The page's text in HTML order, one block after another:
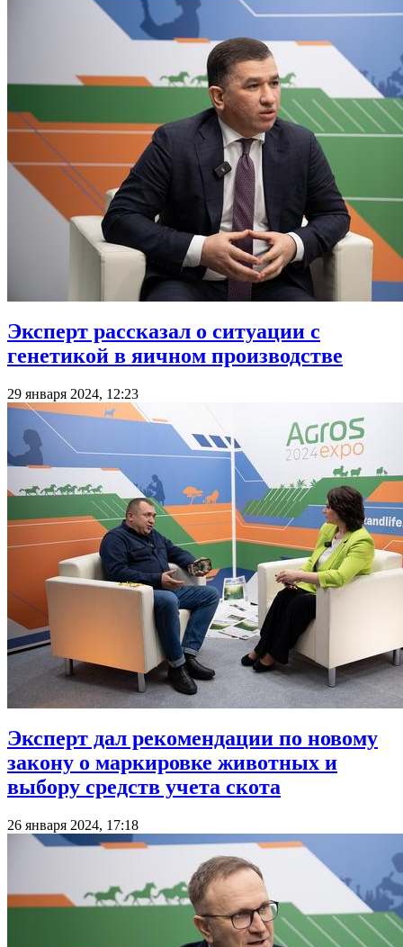
Эксперт рассказал о ситуации с
генетикой в яичном производстве
29 января 2024, 12:23
Эксперт дал рекомендации по новому
закону о маркировке животных и
выбору средств учета скота
26 января 2024, 17:18